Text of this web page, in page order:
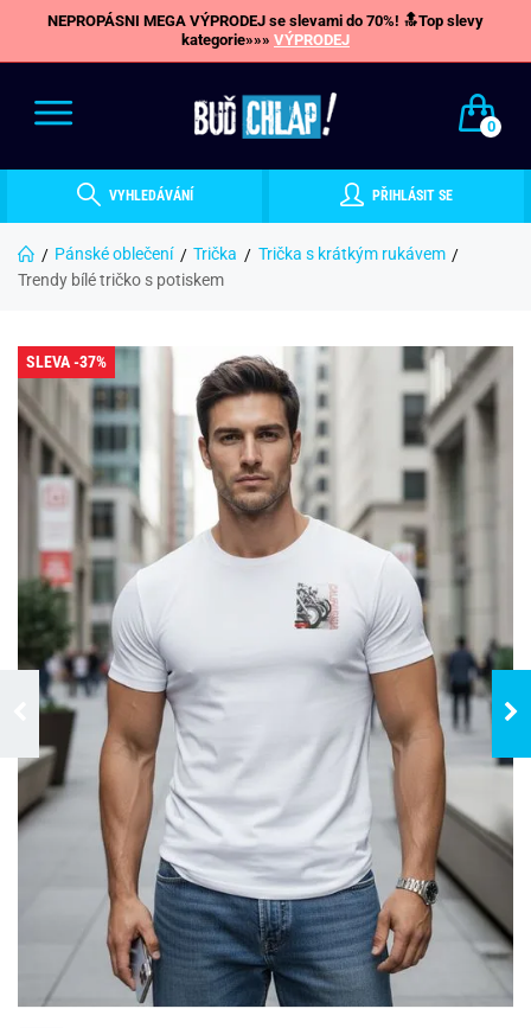
NEPROPÁSNI MEGA VÝPRODEJ se slevami do 70%! 🔝Top slevy
kategorie»»» VÝPRODEJ
0
VYHLEDÁVÁNÍ PŘIHLÁSIT SE
Pánské oblečení Trička
Trička s krátkým rukávem
Trendy bílé tričko s potiskem
SLEVA -37%